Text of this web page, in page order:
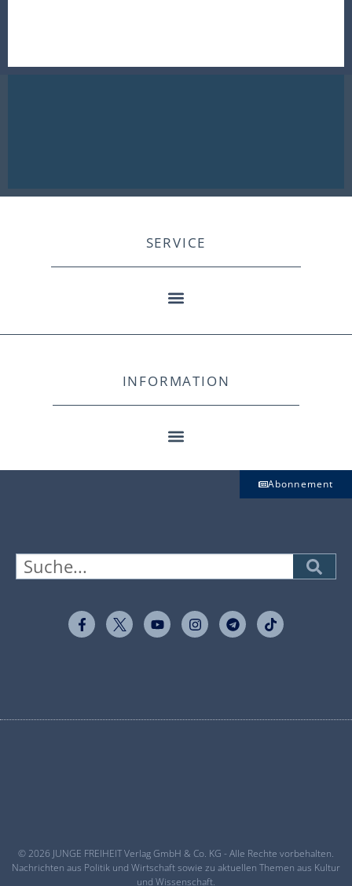
SERVICE
INFORMATION
Abonnement
© 2026 JUNGE FREIHEIT Verlag GmbH & Co. KG - Alle Rechte vorbehalten.
Nachrichten aus Politik und Wirtschaft sowie zu aktuellen Themen aus Kultur
und Wissenschaft.